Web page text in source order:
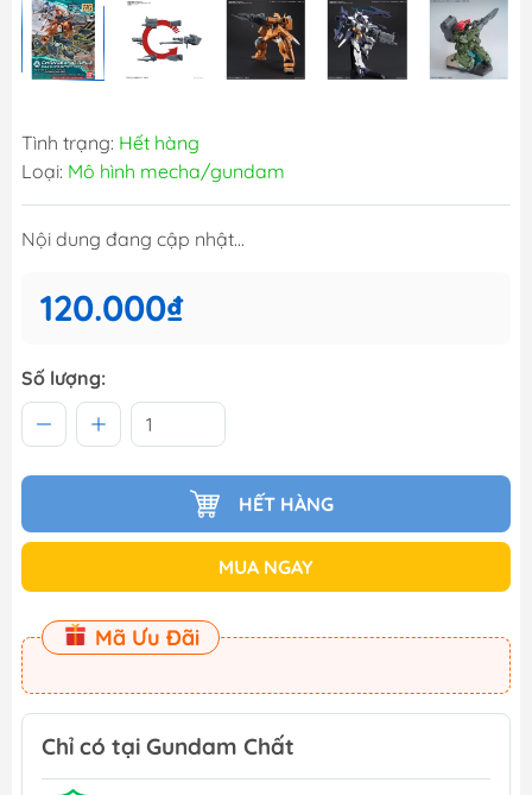
Tình trạng: Hết hàng
Loại: Mô hình mecha/gundam
Nội dung đang cập nhật...
120.000₫
Số lượng:
HẾT HÀNG
MUA NGAY
Mã Ưu Đãi
Chỉ có tại Gundam Chất